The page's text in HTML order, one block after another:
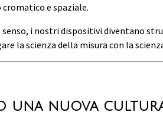
e spaziale.
senso, i nostri dispositivi diventano
la scienza della misura con la
una nuova